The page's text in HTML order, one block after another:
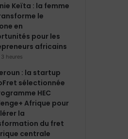
b
e
g
a
m
Keïta : la femme
le
en
pour les
africains
heures
: la startup
sélectionnée
HEC
Afrique pour
la
du fret
centrale